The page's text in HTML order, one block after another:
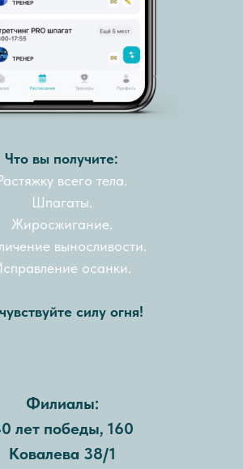
Филиалы:
лет победы, 160
Ковалева 38/1
Что вы получите:
всего тела.
Шпагаты.
Жиросжигание.
выносливости.
осанки.
силу огня!